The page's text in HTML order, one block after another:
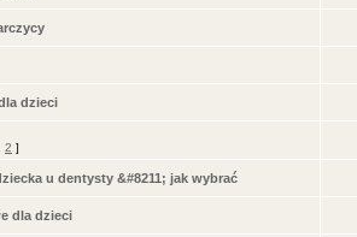
dzieci
2 ]
u dentysty &#8211; jak wybrać
dla dzieci